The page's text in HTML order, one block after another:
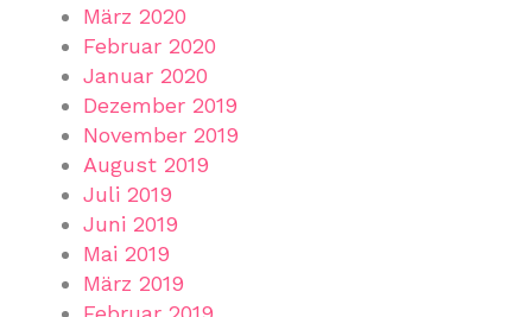
März 2020
Februar 2020
Januar 2020
Dezember 2019
November 2019
August 2019
Juli 2019
Juni 2019
Mai 2019
März 2019